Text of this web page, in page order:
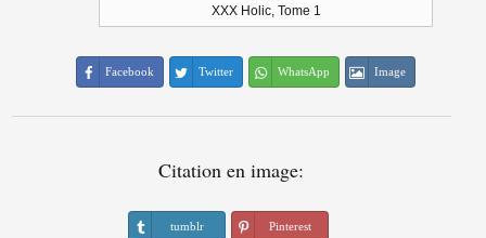
XXX Holic, Tome 1
Facebook Twitter WhatsApp Image
Citation en image:
tumblr Pinterest